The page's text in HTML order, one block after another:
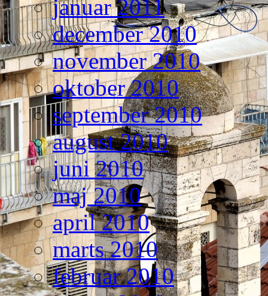
januar 2011
december 2010
november 2010
oktober 2010
september 2010
august 2010
juni 2010
maj 2010
april 2010
marts 2010
februar 2010